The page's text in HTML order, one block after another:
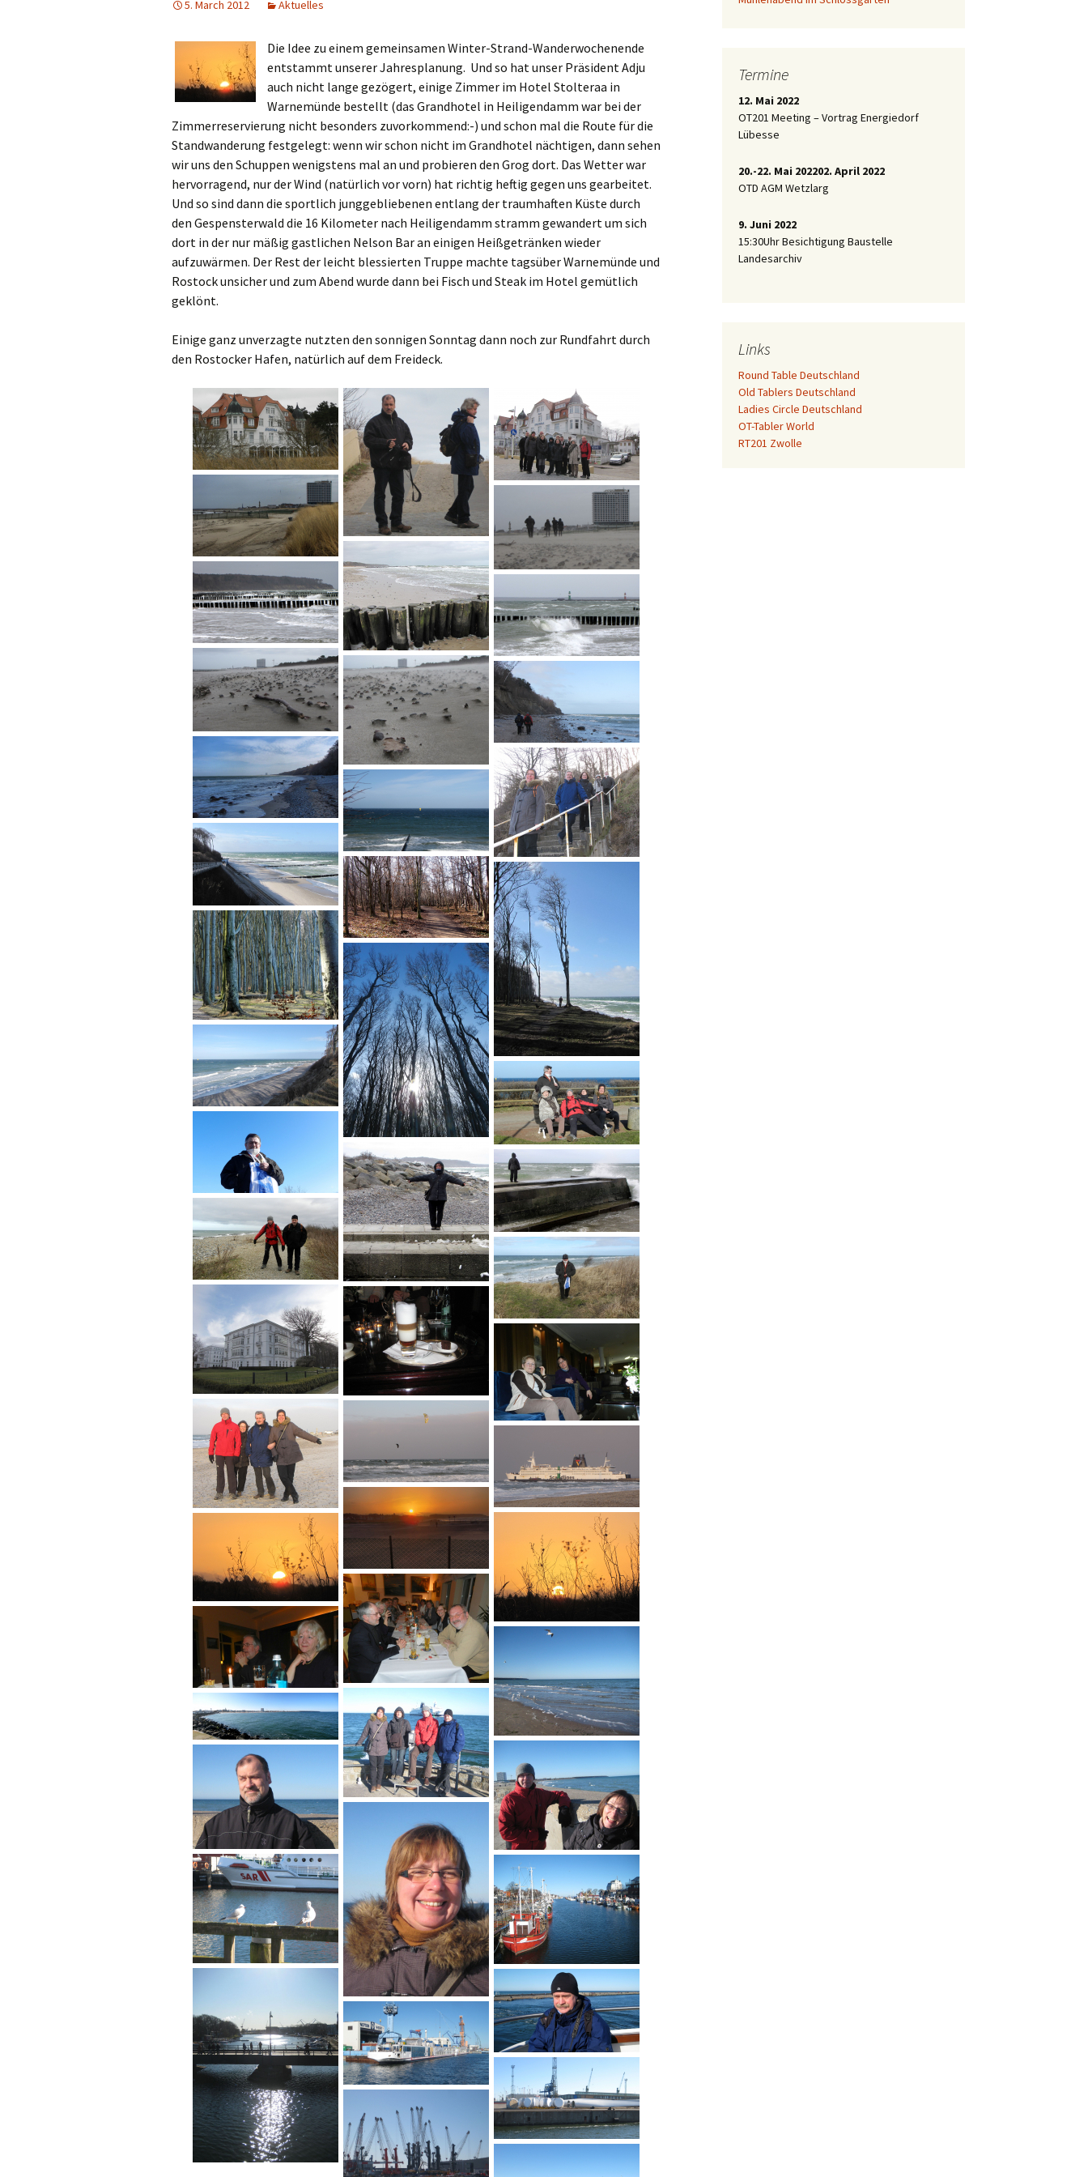
2015
2014
2013
2012
2011
2010
2009
2007
5. March 2012 Aktuelles
Die Idee zu einem gemeinsamen Winter-Strand-Wanderwochenende
entstammt unserer Jahresplanung. Und so hat unser Präsident Adju
auch nicht lange gezögert, einige Zimmer im Hotel Stolteraa in
Warnemünde bestellt (das Grandhotel in Heiligendamm war bei der
Zimmerreservierung nicht besonders zuvorkommend:-) und schon mal die Route für die
Standwanderung festgelegt: wenn wir schon nicht im Grandhotel nächtigen, dann sehen
wir uns den Schuppen wenigstens mal an und probieren den Grog dort. Das Wetter war
hervorragend, nur der Wind (natürlich vor vorn) hat richtig heftig gegen uns gearbeitet.
Und so sind dann die sportlich junggebliebenen entlang der traumhaften Küste durch
den Gespensterwald die 16 Kilometer nach Heiligendamm stramm gewandert um sich
dort in der nur mäßig gastlichen Nelson Bar an einigen Heißgetränken wieder
aufzuwärmen. Der Rest der leicht blessierten Truppe machte tagsüber Warnemünde und
Rostock unsicher und zum Abend wurde dann bei Fisch und Steak im Hotel gemütlich
geklönt.
Einige ganz unverzagte nutzten den sonnigen Sonntag dann noch zur Rundfahrt durch
den Rostocker Hafen, natürlich auf dem Freideck.
Termine
12. Mai 2022
OT201 Meeting – Vortrag Energiedorf
Lübesse
20.-22. Mai 202202. April 2022
OTD AGM Wetzlarg
9. Juni 2022
15:30Uhr Besichtigung Baustelle
Landesarchiv
Links
Round Table Deutschland
Old Tablers Deutschland
Ladies Circle Deutschland
OT-Tabler World
RT201 Zwolle